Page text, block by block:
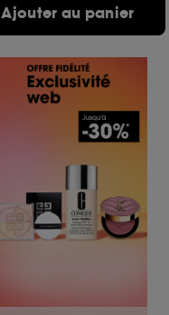
Ajouter au panier